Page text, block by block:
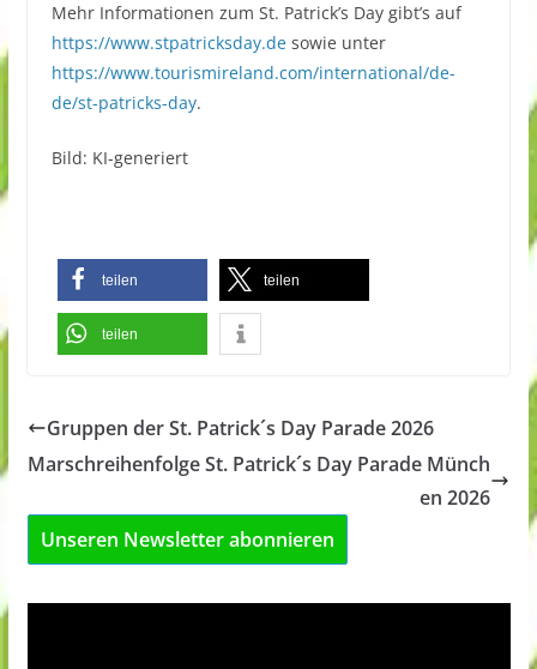
Mehr Informationen zum St. Patrick’s Day gibt’s auf
https://www.stpatricksday.desowie unter
https://www.tourismireland.com/international/de-
de/st-patricks-day.
Bild: KI-generiert
teilen teilen
teilen
Gruppen der St. Patrick´s Day Parade 2026
Marschreihenfolge St. Patrick´s Day Parade Münch
en 2026
Unseren Newsletter abonnieren